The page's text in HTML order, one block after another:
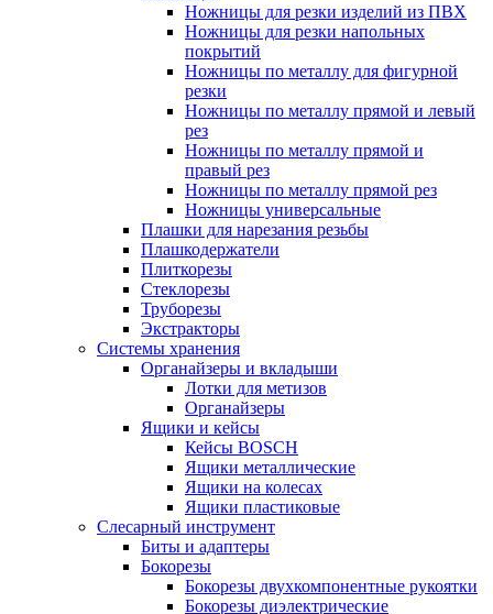
Ножницы для резки изделий из ПВХ
Ножницы для резки напольных
покрытий
Ножницы по металлу для фигурной
резки
Ножницы по металлу прямой и левый
рез
Ножницы по металлу прямой и
правый рез
Ножницы по металлу прямой рез
Ножницы универсальные
Плашки для нарезания резьбы
Плашкодержатели
Плиткорезы
Стеклорезы
Труборезы
Экстракторы
Системы хранения
Органайзеры и вкладыши
Лотки для метизов
Органайзеры
Ящики и кейсы
Кейсы BOSCH
Ящики металлические
Ящики на колесах
Ящики пластиковые
Слесарный инструмент
Биты и адаптеры
Бокорезы
Бокорезы двухкомпонентные рукоятки
Бокорезы диэлектрические